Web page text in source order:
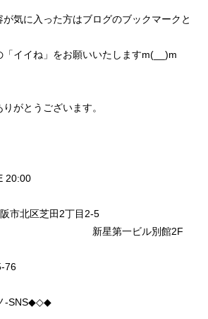
気に入った方はブログのブックマークと
「イイね」をお願いいたしますm(__)m
がとうございます。
20:00
市北区芝田2丁目2-5
ビル別館2F
76
-SNS◆◇◆